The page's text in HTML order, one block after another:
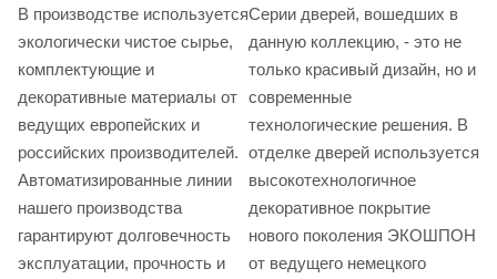
В производстве используется
экологически чистое сырье,
комплектующие и
декоративные материалы от
ведущих европейских и
российских производителей.
Автоматизированные линии
нашего производства
гарантируют долговечность
эксплуатации, прочность и
Серии дверей, вошедших в
данную коллекцию, - это не
только красивый дизайн, но и
современные
технологические решения. В
отделке дверей используется
высокотехнологичное
декоративное покрытие
нового поколения ЭКОШПОН
от ведущего немецкого